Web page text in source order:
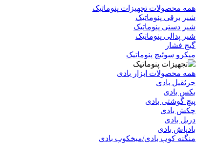
همه محصولات تجهیزات پنوماتیک
شیر برقی پنوماتیک
شیر دستی پنوماتیک
شیر پدالی پنوماتیک
گیج فشار
میکرو سوئیچ پنوماتیک
همه محصولات ابزار بادی
جرثقیل بادی
بکس بادی
پیچ گوشتی بادی
چکش بادی
دریل بادی
بادپاش بادی
منگنه کوب بادی/میخکوب بادی